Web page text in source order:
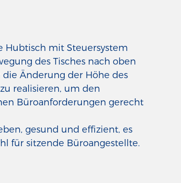
Hubtisch mit Steuersystem
des Tisches nach oben
Änderung der Höhe des
realisieren, um den
Büroanforderungen gerecht
gesund und effizient, es